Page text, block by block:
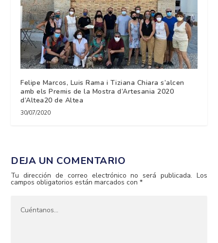
Felipe Marcos, Luis Rama i Tiziana Chiara s’alcen
amb els Premis de la Mostra d’Artesania 2020
d’Altea20 de Altea
30/07/2020
DEJA UN COMENTARIO
Tu dirección de correo electrónico no será publicada. Los
campos obligatorios están marcados con*